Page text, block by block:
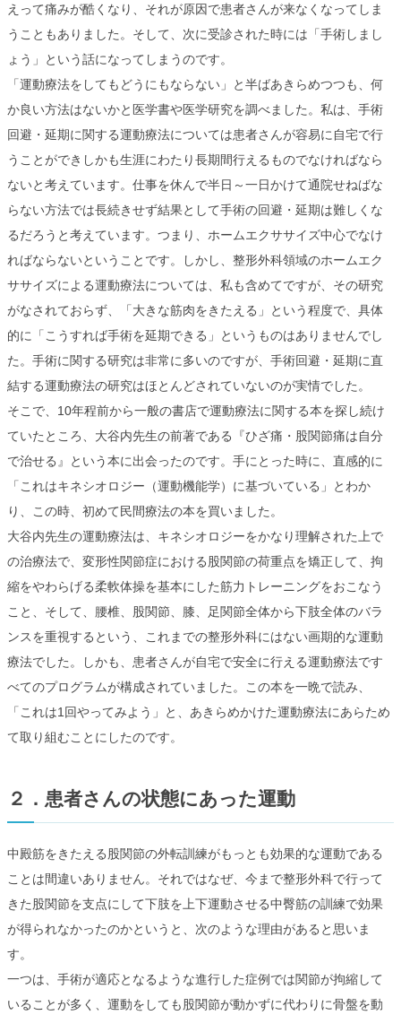
えって痛みが酷くなり、それが原因で患者さんが来なくなってしま
うこともありました。そして、次に受診された時には「手術しまし
ょう」という話になってしまうのです。
「運動療法をしてもどうにもならない」と半ばあきらめつつも、何
か良い方法はないかと医学書や医学研究を調べました。私は、手術
回避・延期に関する運動療法については患者さんが容易に自宅で行
うことができしかも生涯にわたり長期間行えるものでなければなら
ないと考えています。仕事を休んで半日～一日かけて通院せねばな
らない方法では長続きせず結果として手術の回避・延期は難しくな
るだろうと考えています。つまり、ホームエクササイズ中心でなけ
ればならないということです。しかし、整形外科領域のホームエク
ササイズによる運動療法については、私も含めてですが、その研究
がなされておらず、「大きな筋肉をきたえる」という程度で、具体
的に「こうすれば手術を延期できる」というものはありませんでし
た。手術に関する研究は非常に多いのですが、手術回避・延期に直
結する運動療法の研究はほとんどされていないのが実情でした。
そこで、10年程前から一般の書店で運動療法に関する本を探し続け
ていたところ、大谷内先生の前著である『ひざ痛・股関節痛は自分
で治せる』という本に出会ったのです。手にとった時に、直感的に
「これはキネシオロジー（運動機能学）に基づいている」とわか
り、この時、初めて民間療法の本を買いました。
大谷内先生の運動療法は、キネシオロジーをかなり理解された上で
の治療法で、変形性関節症における股関節の荷重点を矯正して、拘
縮をやわらげる柔軟体操を基本にした筋力トレーニングをおこなう
こと、そして、腰椎、股関節、膝、足関節全体から下肢全体のバラ
ンスを重視するという、これまでの整形外科にはない画期的な運動
療法でした。しかも、患者さんが自宅で安全に行える運動療法です
べてのプログラムが構成されていました。この本を一晩で読み、
「これは1回やってみよう」と、あきらめかけた運動療法にあらため
て取り組むことにしたのです。
２．患者さんの状態にあった運動
中殿筋をきたえる股関節の外転訓練がもっとも効果的な運動である
ことは間違いありません。それではなぜ、今まで整形外科で行って
きた股関節を支点にして下肢を上下運動させる中臀筋の訓練で効果
が得られなかったのかというと、次のような理由があると思いま
す。
一つは、手術が適応となるような進行した症例では関節が拘縮して
いることが多く、運動をしても股関節が動かずに代わりに骨盤を動